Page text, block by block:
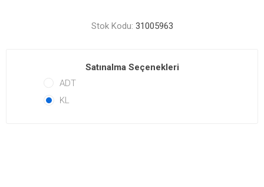
Stok Kodu: 31005963
Satınalma Seçenekleri
ADT
KL